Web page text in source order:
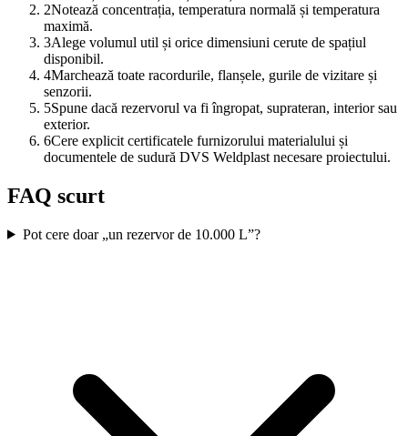
2Notează concentrația, temperatura normală și temperatura
maximă.
3Alege volumul util și orice dimensiuni cerute de spațiul
disponibil.
4Marchează toate racordurile, flanșele, gurile de vizitare și
senzorii.
5Spune dacă rezervorul va fi îngropat, suprateran, interior sau
exterior.
6Cere explicit certificatele furnizorului materialului și
documentele de sudură DVS Weldplast necesare proiectului.
FAQ scurt
Pot cere doar „un rezervor de 10.000 L”?